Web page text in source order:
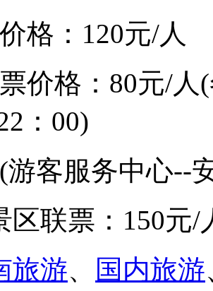
格：120元/人
价格：80元/人
：00)
游客服务中心--
区联票：150元/
旅游、 国内旅游